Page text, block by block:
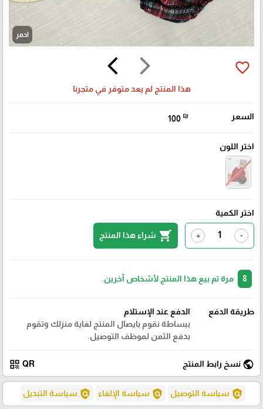
احمر
arrow_forward_ios
arrow_back_ios favorite_border
هذا المنتج لم يعد متوفر في متجرنا
السعر 100 ₪
اختر اللون
اختر الكمية
-
+
shopping_cart شراء هذا المنتج
مرة تم بيع هذا المنتج لأشخاص آخرين.
طريقة الدفع
الدفع عند الإستلام
ببساطة نقوم بايصال المنتج لغاية منزلك وتقوم
بدفع الثمن لموظف التوصيل.
public نسخ رابط المنتج QR
qr_code
policy سياسة التوصيل policy سياسة الإلغاء policy سياسة التبديل